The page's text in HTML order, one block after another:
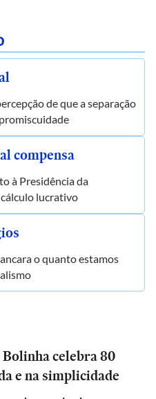
de que a separação
compensa
à Presidência da
lucrativo
o quanto estamos
celebra 80
e na simplicidade